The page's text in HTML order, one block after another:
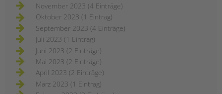
November 2023 (4 Einträge)
Oktober 2023 (1 Eintrag)
September 2023 (4 Einträge)
Juli 2023 (1 Eintrag)
Juni 2023 (2 Einträge)
Mai 2023 (2 Einträge)
April 2023 (2 Einträge)
März 2023 (1 Eintrag)